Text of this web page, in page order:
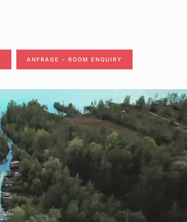
ANFRAGE – ROOM ENQUIRY